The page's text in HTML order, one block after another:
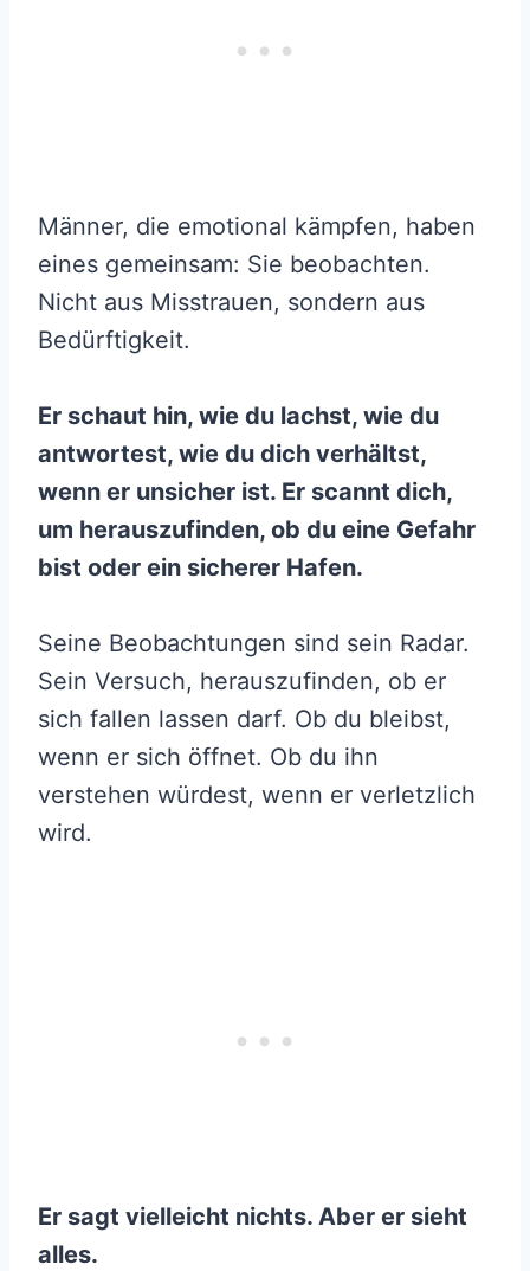
Männer, die emotional kämpfen, haben
eines gemeinsam: Sie beobachten.
Nicht aus Misstrauen, sondern aus
Bedürftigkeit.
Er schaut hin, wie du lachst, wie du
antwortest, wie du dich verhältst,
wenn er unsicher ist. Er scannt dich,
um herauszufinden, ob du eine Gefahr
bist oder ein sicherer Hafen.
Seine Beobachtungen sind sein Radar.
Sein Versuch, herauszufinden, ob er
sich fallen lassen darf. Ob du bleibst,
wenn er sich öffnet. Ob du ihn
verstehen würdest, wenn er verletzlich
wird.
Er sagt vielleicht nichts. Aber er sieht
alles.